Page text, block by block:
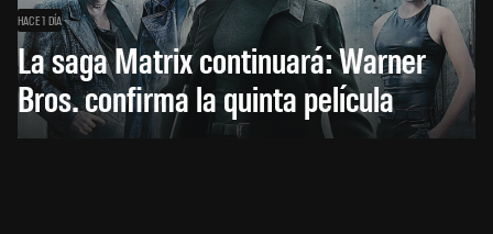
HACE 1 DÍA
La saga Matrix continuará: Warner
Bros. confirma la quinta película